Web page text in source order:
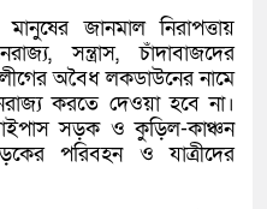
জানমাল নিরাপত্তায়
সন্ত্রাস, চাঁদাবাজদের
অবৈধ লকডাউনের নামে
করতে দেওয়া হবে না।
সড়ক ও কুড়িল-কাঞ্চন
পরিবহন ও যাত্রীদের